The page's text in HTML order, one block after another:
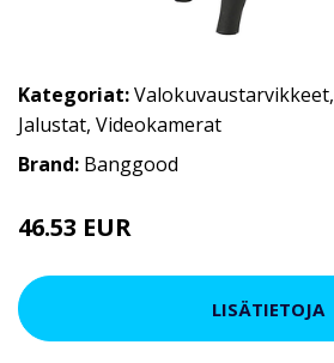
Kategoriat:Valokuvaustarvikkeet,
Jalustat, Videokamerat
Brand: Banggood
46.53 EUR
LISÄTIETOJA